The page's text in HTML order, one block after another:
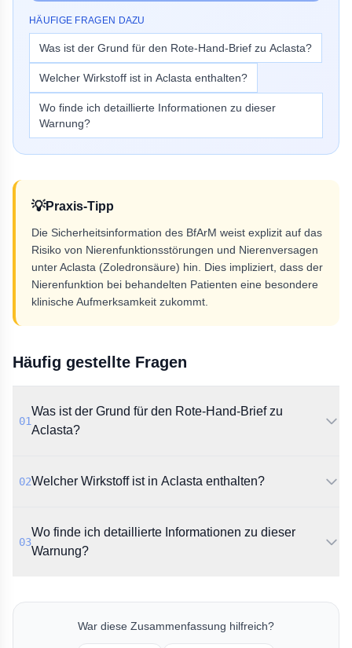
HÄUFIGE FRAGEN DAZU
Was ist der Grund für den Rote-Hand-Brief zu Aclasta?
Welcher Wirkstoff ist in Aclasta enthalten?
Wo finde ich detaillierte Informationen zu dieser
Warnung?
💡Praxis-Tipp
Die Sicherheitsinformation des BfArM weist explizit auf das
Risiko von Nierenfunktionsstörungen und Nierenversagen
unter Aclasta (Zoledronsäure) hin. Dies impliziert, dass der
Nierenfunktion bei behandelten Patienten eine besondere
klinische Aufmerksamkeit zukommt.
Häufig gestellte Fragen
01
Was ist der Grund für den Rote-Hand-Brief zu
Aclasta?
von Nierenfunktionsstörungen und Nierenversagen,
02Welcher Wirkstoff ist in Aclasta enthalten?
handelt sich dabei um ein Medikament aus der
Wirkstoffklasse der Bisphosphonate.
03
Wo finde ich detaillierte Informationen zu dieser
Warnung?
Hand-Brief des BfArM vom 12.03.2010 als PDF-
Dokument hinterlegt. Der vorliegende Text fasst
War diese Zusammenfassung hilfreich?